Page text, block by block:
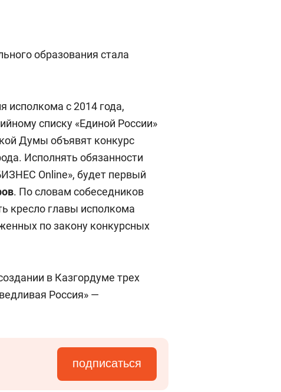
образования стала
исполкома с 2014 года,
списку «Единой России»
Думы объявят конкурс
Исполнять обязанности
Online», будет первый
. По словам собеседников
кресло главы исполкома
по закону конкурсных
в Казгордуме трех
Россия» —
подписаться